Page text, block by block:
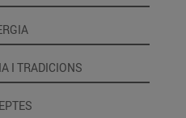
I TRADICIONS